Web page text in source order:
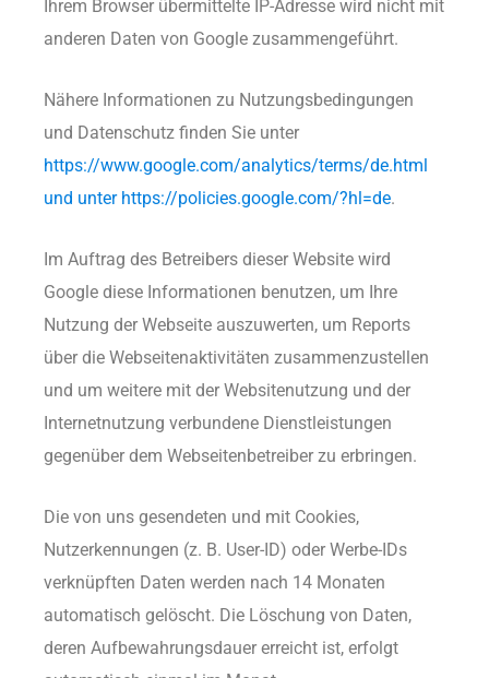
Ihrem Browser übermittelte IP-Adresse wird nicht mit
anderen Daten von Google zusammengeführt.
Nähere Informationen zu Nutzungsbedingungen
und Datenschutz finden Sie unter
https://www.google.com/analytics/terms/de.html
und unter https://policies.google.com/?hl=de.
Im Auftrag des Betreibers dieser Website wird
Google diese Informationen benutzen, um Ihre
Nutzung der Webseite auszuwerten, um Reports
über die Webseitenaktivitäten zusammenzustellen
und um weitere mit der Websitenutzung und der
Internetnutzung verbundene Dienstleistungen
gegenüber dem Webseitenbetreiber zu erbringen.
Die von uns gesendeten und mit Cookies,
Nutzerkennungen (z. B. User-ID) oder Werbe-IDs
verknüpften Daten werden nach 14 Monaten
automatisch gelöscht. Die Löschung von Daten,
deren Aufbewahrungsdauer erreicht ist, erfolgt